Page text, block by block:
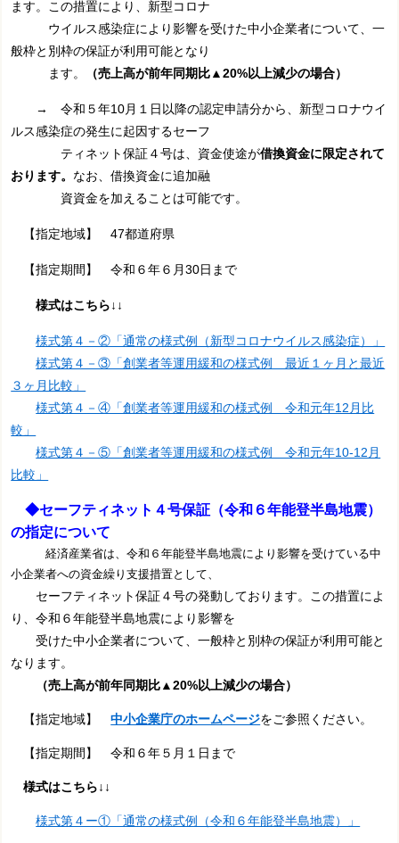
ます。この措置により、新型コロナ
ウイルス感染症により影響を受けた中小企業者について、一
般枠と別枠の保証が利用可能となり
ます。
（売上高が前年同期比▲20%以上減少の場合）
→ 令和５年10月１日以降の認定申請分から、新型コロナウイ
ルス感染症の発生に起因するセーフ
ティネット保証４号は、資金使途が借換資金に限定されて
おります。 なお、借換資金に追加融
資資金を加えることは可能です。
【指定地域】 47都道府県
【指定期間】 令和６年６月30日まで
様式はこちら↓↓
様式第４－②「通常の様式例（新型コロナウイルス感染症）」
様式第４－③「創業者等運用緩和の様式例 最近１ヶ月と最近
３ヶ月比較」
様式第４－④「創業者等運用緩和の様式例 令和元年12月比
較」
様式第４－⑤「創業者等運用緩和の様式例 令和元年10-12月
比較」
◆セーフティネット４号保証（令和６年能登半島地震）
の指定について
経済産業省は、令和６年能登半島地震により影響を受けている中
小企業者への資金繰り支援措置として、
セーフティネット保証４号の発動しております。この措置によ
り、令和６年能登半島地震により影響を
受けた中小企業者について、一般枠と別枠の保証が利用可能と
なります。
（売上高が前年同期比▲20%以上減少の場合）
【指定地域】中小企業庁のホームページをご参照ください。
【指定期間】 令和６年５月１日まで
様式はこちら↓↓
様式第４ー①「通常の様式例（令和６年能登半島地震）」